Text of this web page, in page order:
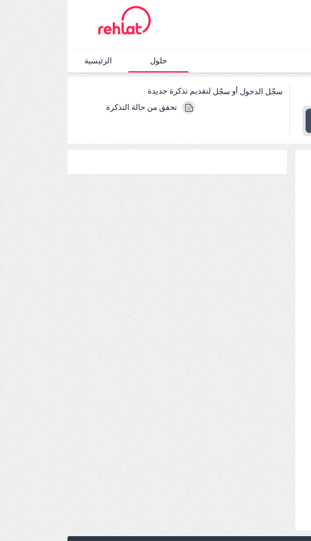
الرئيسية حلول
سجّل الدخول أو سجّل لتقديم تذكرة جديدة
تحقق من حالة التذكرة